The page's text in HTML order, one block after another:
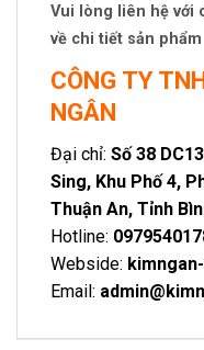
Vui lòng liên hệ với
về chi tiết sản phẩm
CÔNG TY
NGÂN
Đại chỉ: Số 38
Sing, Khu Phố 4,
Thuận An, Tỉnh
Hotline:
Webside:
Email: